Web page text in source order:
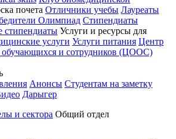
почета Отличники учебы Лауреаты
Олимпиад Стипендиаты
стипендиаты Услуги и ресурсы для
услуги Услуги питания Центр
обучающихся и сотрудников (ЦООС)
Анонсы Студентам на заметку
Дарыгер
и сектора Общий отдел